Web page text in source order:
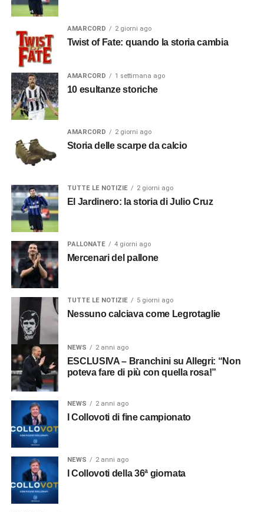
AMARCORD 2 giorni ago
Twist of Fate: quando la storia cambia
AMARCORD 1 settimana ago
10 esultanze storiche
AMARCORD 2 giorni ago
Storia delle scarpe da calcio
TUTTE LE NOTIZIE 2 giorni ago
El Jardinero: la storia di Julio Cruz
PALLONATE 4 giorni ago
Mercenari del pallone
TUTTE LE NOTIZIE 5 giorni ago
Nessuno calciava come Legrotaglie
NEWS 2 anni ago
ESCLUSIVA – Branchini su Allegri: “Non
poteva fare di più con quella rosa!”
NEWS 2 anni ago
I Collovoti di fine campionato
NEWS 2 anni ago
I Collovoti della 36ª giornata